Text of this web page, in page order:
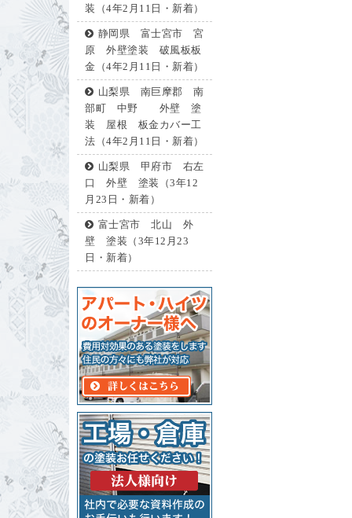
装（4年2月11日・新着）
静岡県 富士宮市 宮
原 外壁塗装 破風板板
金（4年2月11日・新着）
山梨県 南巨摩郡 南
部町 中野 外壁 塗
装 屋根 板金カバー工
法（4年2月11日・新着）
山梨県 甲府市 右左
口 外壁 塗装（3年12
月23日・新着）
富士宮市 北山 外
壁 塗装（3年12月23
日・新着）